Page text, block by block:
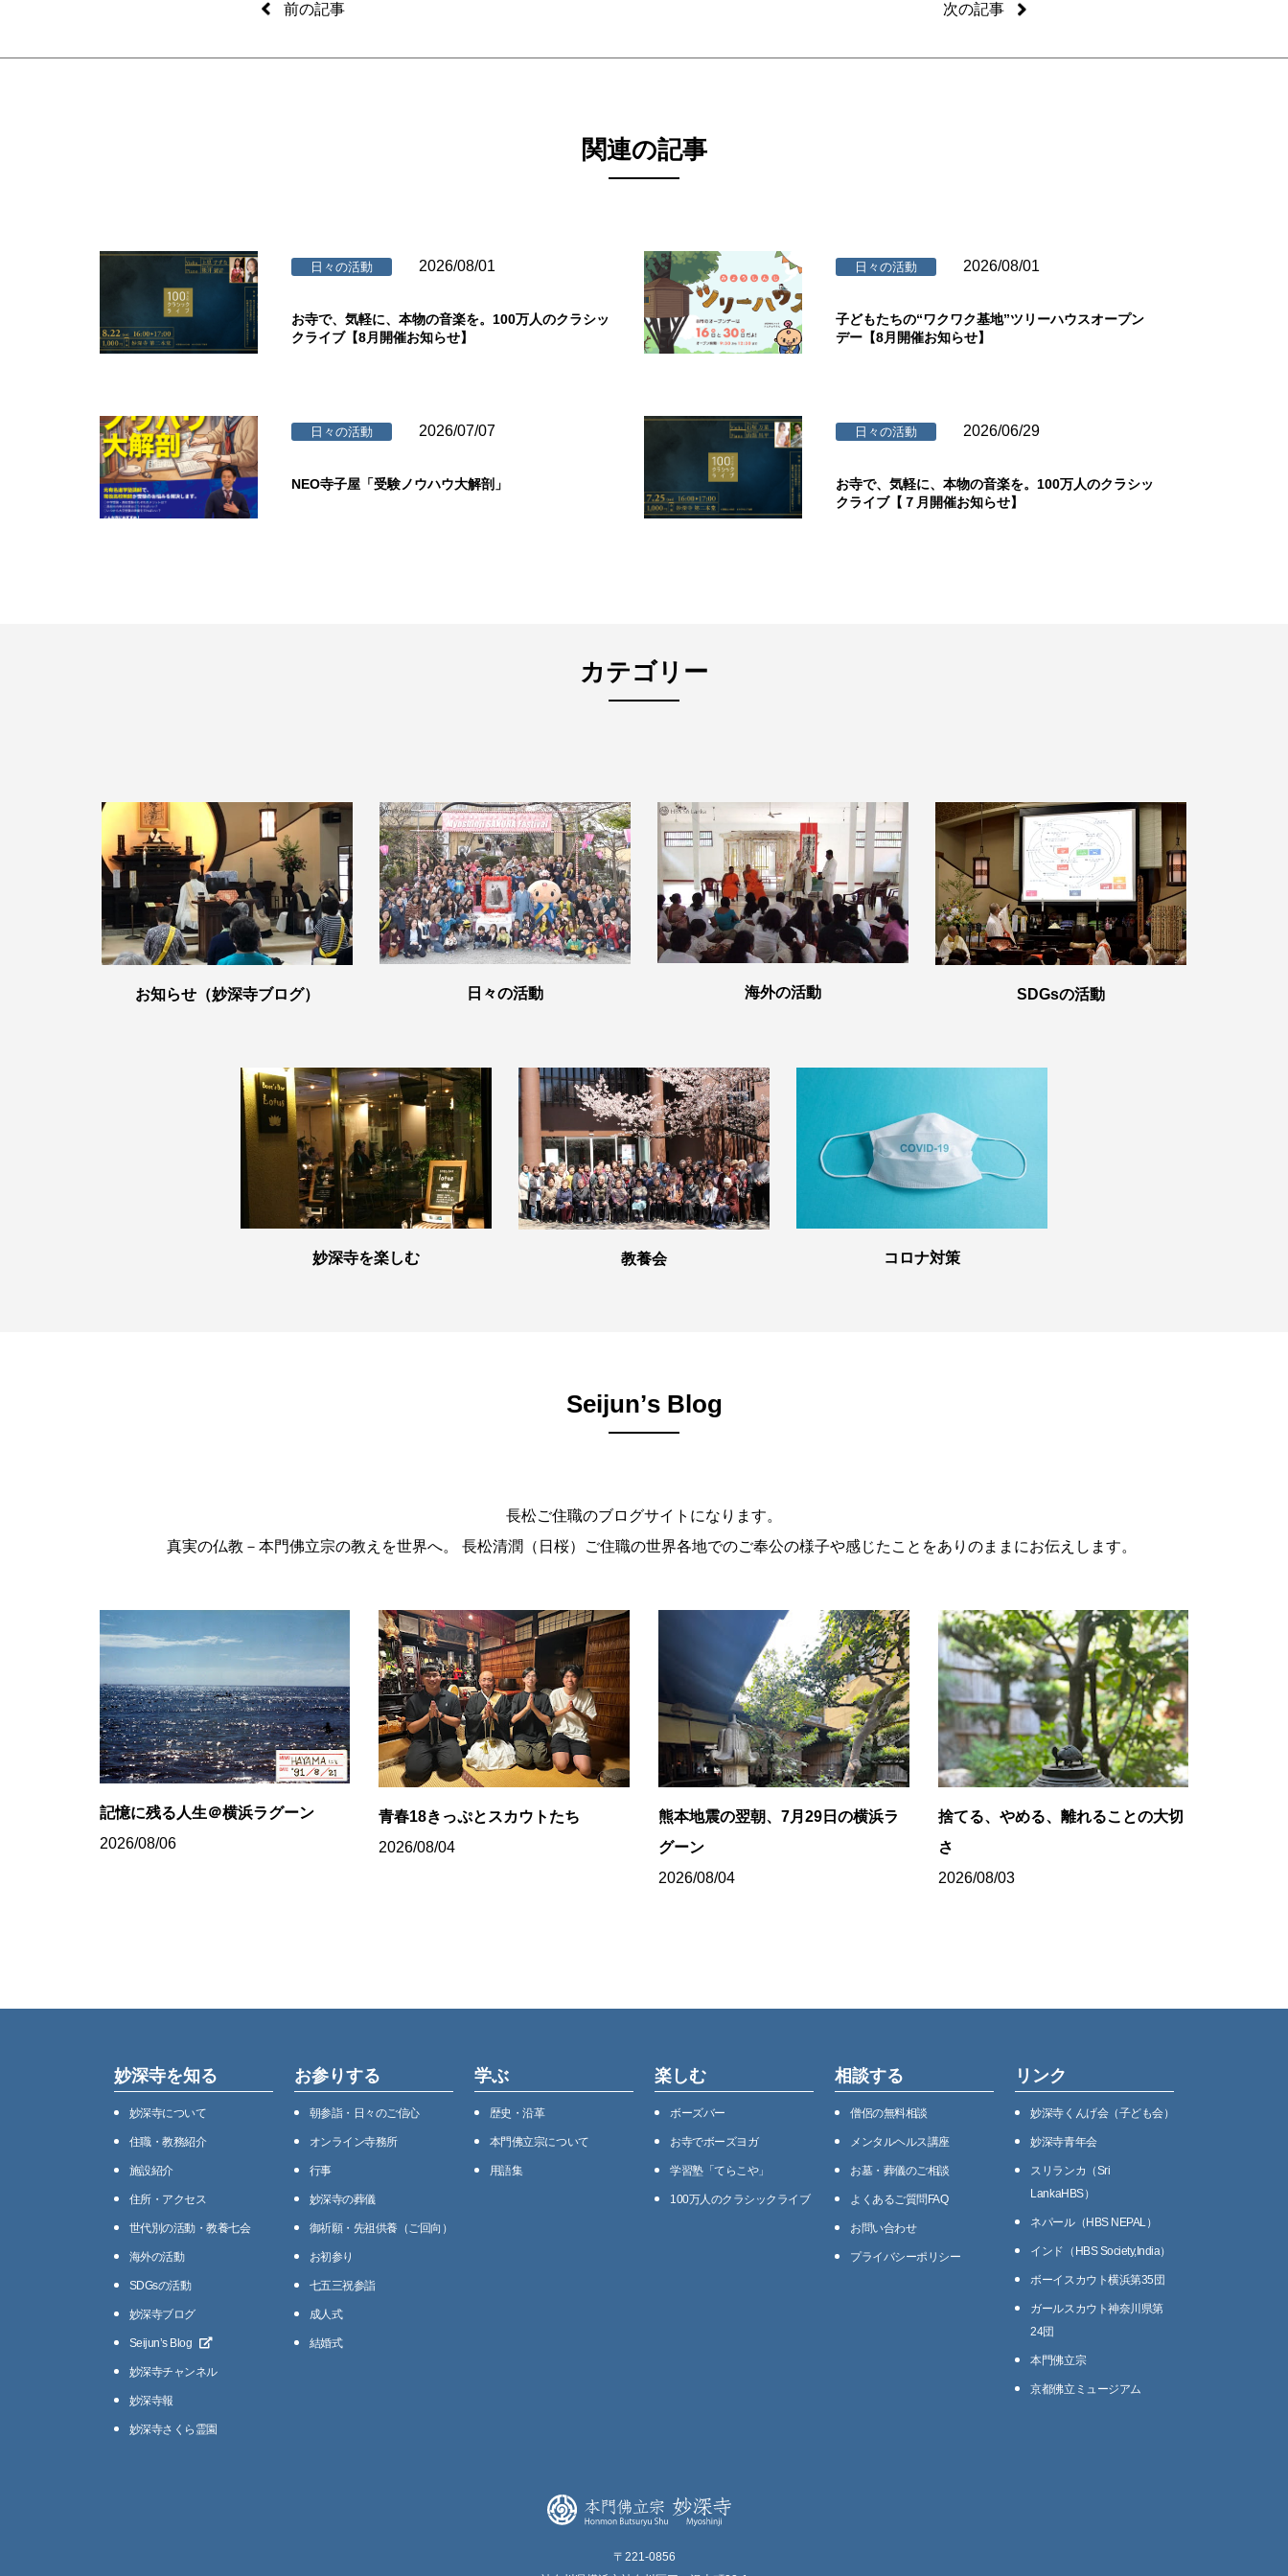
前の記事 次の記事
関連の記事
日々の活動 2026/08/01
お寺で、気軽に、本物の音楽を。100万人のクラシッ
クライブ【8月開催お知らせ】
日々の活動 2026/08/01
子どもたちの“ワクワク基地”ツリーハウスオープン
デー【8月開催お知らせ】
日々の活動 2026/07/07
NEO寺子屋「受験ノウハウ大解剖」
日々の活動 2026/06/29
お寺で、気軽に、本物の音楽を。100万人のクラシッ
クライブ【７月開催お知らせ】
カテゴリー
お知らせ（妙深寺ブログ） 日々の活動 海外の活動 SDGsの活動
妙深寺を楽しむ 教養会 コロナ対策
Seijunʼs Blog
長松ご住職のブログサイトになります。
真実の仏教－本門佛立宗の教えを世界へ。 長松清潤（日桜）ご住職の世界各地でのご奉公の様子や感じたことをありのままにお伝えします。
記憶に残る人生＠横浜ラグーン
2026/08/06
青春18きっぷとスカウトたち
2026/08/04
熊本地震の翌朝、7月29日の横浜ラ
グーン
2026/08/04
捨てる、やめる、離れることの大切
さ
2026/08/03
妙深寺を知る
妙深寺について
住職・教務紹介
施設紹介
住所・アクセス
世代別の活動・教養七会
海外の活動
SDGsの活動
妙深寺ブログ
Seijunʼs Blog
妙深寺チャンネル
妙深寺報
妙深寺さくら霊園
お参りする
朝参詣・日々のご信心
オンライン寺務所
⾏事
妙深寺の葬儀
御祈願・先祖供養（ご回向）
お初参り
七五三祝参詣
成人式
結婚式
学ぶ
歴史・沿⾰
本⾨佛⽴宗について
用語集
楽しむ
ボーズバー
お寺でボーズヨガ
学習塾「てらこや」
100万⼈のクラシックライブ
相談する
僧侶の無料相談
メンタルヘルス講座
お墓・葬儀のご相談
よくあるご質問FAQ
お問い合わせ
プライバシーポリシー
リンク
妙深寺くんげ会（⼦ども会）
妙深寺⻘年会
スリランカ（Sri
LankaHBS）
ネパール（HBS NEPAL）
インド（HBS Society,India）
ボーイスカウト横浜第35団
ガールスカウト神奈川県第
24団
本門佛立宗
京都佛立ミュージアム
〒221-0856